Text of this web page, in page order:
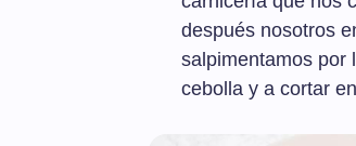
después nosotros
salpimentamos por
cebolla y a cortar